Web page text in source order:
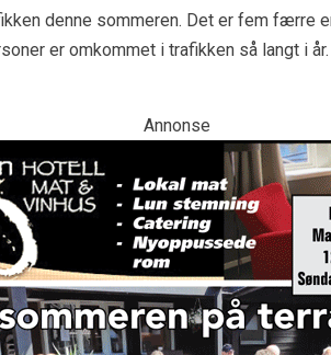
denne sommeren. Det er fem færre
er omkommet i trafikken så langt i
Annonse